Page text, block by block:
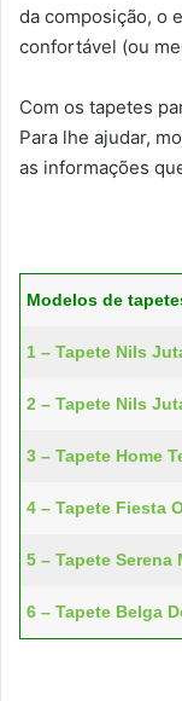
da composição, o
confortável (ou
Com os tapetes
Para lhe ajudar,
as informações
Modelos de
1 – Tapete Nils
2 – Tapete Nils
3 – Tapete Home
4 – Tapete Fiesta
5 – Tapete Serena
6 – Tapete Belga